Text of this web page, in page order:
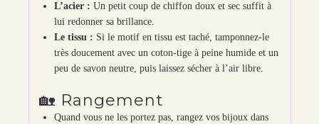
L’acier : Un petit coup de chiffon doux et sec suffit à
lui redonner sa brillance.
Le tissu : Si le motif en tissu est taché, tamponnez-le
très doucement avec un coton-tige à peine humide et un
peu de savon neutre, puis laissez sécher à l’air libre.
🏡 Rangement
Quand vous ne les portez pas, rangez vos bijoux dans